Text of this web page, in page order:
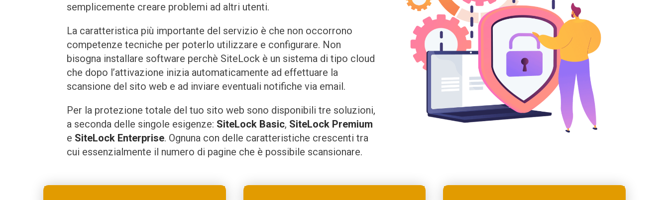
semplicemente creare problemi ad altri utenti.
La caratteristica più importante del servizio è che non occorrono
competenze tecniche per poterlo utilizzare e configurare. Non
bisogna installare software perchè SiteLock è un sistema di tipo cloud
che dopo l’attivazione inizia automaticamente ad effettuare la
scansione del sito web e ad inviare eventuali notifiche via email.
Per la protezione totale del tuo sito web sono disponibili tre soluzioni,
a seconda delle singole esigenze: SiteLock Basic, SiteLock Premium
e SiteLock Enterprise. Ognuna con delle caratteristiche crescenti tra
cui essenzialmente il numero di pagine che è possibile scansionare.